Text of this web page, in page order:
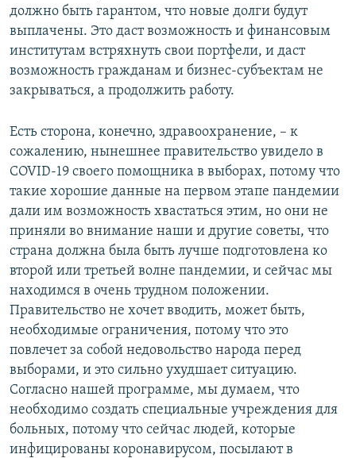
должно быть гарантом, что новые долги будут
выплачены. Это даст возможность и финансовым
институтам встряхнуть свои портфели, и даст
возможность гражданам и бизнес-субъектам не
закрываться, а продолжить работу.
Есть сторона, конечно, здравоохранение, – к
сожалению, нынешнее правительство увидело в
COVID-19 своего помощника в выборах, потому что
такие хорошие данные на первом этапе пандемии
дали им возможность хвастаться этим, но они не
приняли во внимание наши и другие советы, что
страна должна была быть лучше подготовлена ко
второй или третьей волне пандемии, и сейчас мы
находимся в очень трудном положении.
Правительство не хочет вводить, может быть,
необходимые ограничения, потому что это
повлечет за собой недовольство народа перед
выборами, и это сильно ухудшает ситуацию.
Согласно нашей программе, мы думаем, что
необходимо создать специальные учреждения для
больных, потому что сейчас людей, которые
инфицированы коронавирусом, посылают в